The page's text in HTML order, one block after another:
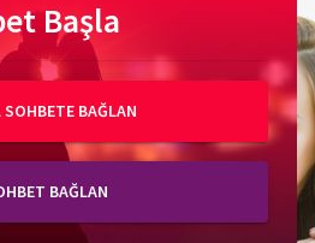
Başla
SOHBETE BAĞLAN
BAĞLAN